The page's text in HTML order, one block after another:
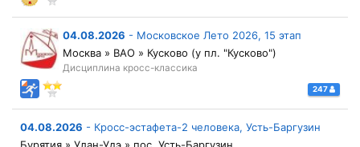
04.08.2026 - Московское Лето 2026, 15 этап
Москва » ВАО » Кусково (у пл. "Кусково")
Дисциплина кросс-классика
247
04.08.2026 - Кросс-эстафета-2 человека, Усть-Баргузин